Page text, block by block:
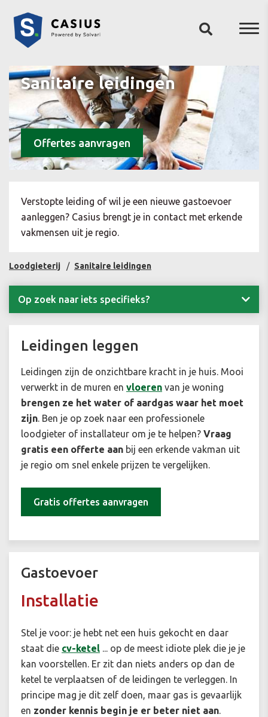
Sanitaire leidingen
Offertes aanvragen
Verstopte leiding of wil je een nieuwe gastoevoer
aanleggen? Casius brengt je in contact met erkende
vakmensen uit je regio.
Loodgieterij Sanitaire leidingen
Op zoek naar iets specifieks?
Leidingen leggen
Leidingen zijn de onzichtbare kracht in je huis. Mooi
verwerkt in de muren en vloeren van je woning
brengen ze het water of aardgas waar het moet
zijn. Ben je op zoek naar een professionele
loodgieter of installateur om je te helpen? Vraag
gratis een offerte aan bij een erkende vakman uit
je regio om snel enkele prijzen te vergelijken.
Gratis offertes aanvragen
Gastoevoer
Installatie
Stel je voor: je hebt net een huis gekocht en daar
staat die cv-ketel ... op de meest idiote plek die je je
kan voorstellen. Er zit dan niets anders op dan de
ketel te verplaatsen of de leidingen te verleggen. In
principe mag je dit zelf doen, maar gas is gevaarlijk
en zonder kennis begin je er beter niet aan.